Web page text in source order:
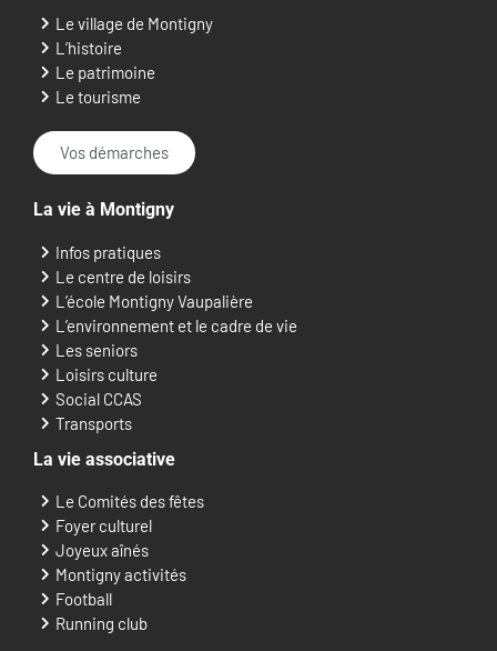
Le village de Montigny
L’histoire
Le patrimoine
Le tourisme
Vos démarches
La vie à Montigny
Infos pratiques
Le centre de loisirs
L’école Montigny Vaupalière
L’environnement et le cadre de vie
Les seniors
Loisirs culture
Social CCAS
Transports
La vie associative
Le Comités des fêtes
Foyer culturel
Joyeux aînés
Montigny activités
Football
Running club